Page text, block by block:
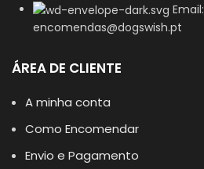
Email:
encomendas@dogswish.pt
ÁREA DE CLIENTE
A minha conta
Como Encomendar
Envio e Pagamento